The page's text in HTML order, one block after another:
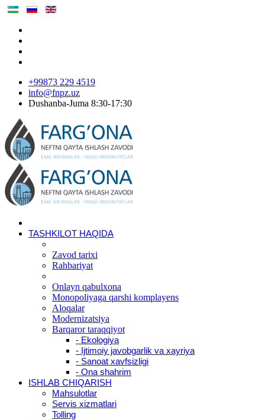
+99873 229 4519
info@fnpz.uz
Dushanba-Juma 8:30-17:30
TASHKILOT HAQIDA
Zavod tarixi
Rahbariyat
Onlayn qabulxona
Monopoliyaga qarshi komplayens
Aloqalar
Modernizatsiya
Barqaror taraqqiyot
- Ekologiya
- Ijtimoiy javobgarlik va xayriya
- Sanoat xavfsizligi
- Ona shahrim
ISHLAB CHIQARISH
Mahsulotlar
Servis xizmatlari
Tolling